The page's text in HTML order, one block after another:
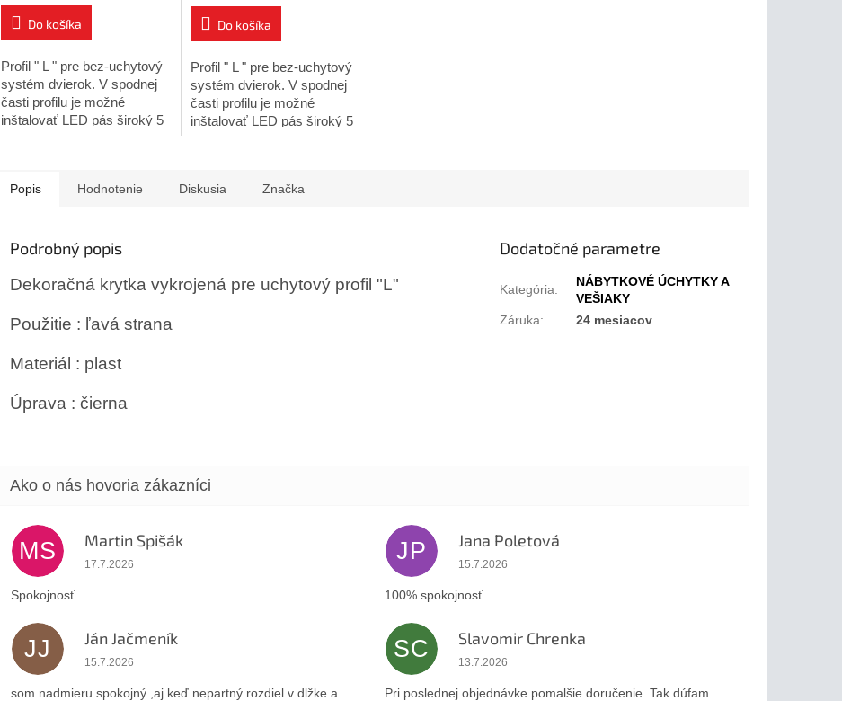
Do košíka
Profil " L " pre bez-uchytový
systém dvierok. V spodnej
časti profilu je možné
inštalovať LED pás široký 5
Do košíka
Profil " L " pre bez-uchytový
systém dvierok. V spodnej
časti profilu je možné
inštalovať LED pás široký 5
Popis Hodnotenie Diskusia Značka
Podrobný popis
Dekoračná krytka vykrojená pre uchytový profil "L"
Použitie : ľavá strana
Materiál : plast
Úprava : čierna
Dodatočné parametre
Kategória:
NÁBYTKOVÉ ÚCHYTKY A
VEŠIAKY
Záruka: 24 mesiacov
MS Martin Spišák
Hodnotenie obchodu je 5 z 5 hviezdičiek.
17.7.2026
Spokojnosť
JP Jana Poletová
Hodnotenie obchodu je 5 z 5 hviezdičiek.
15.7.2026
100% spokojnosť
JJ Ján Jačmeník
Hodnotenie obchodu je 5 z 5 hviezdičiek.
15.7.2026
som nadmieru spokojný ,aj keď nepartný rozdiel v dlžke a
SC Slavomir Chrenka
Hodnotenie obchodu je 5 z 5 hviezdičiek.
13.7.2026
Pri poslednej objednávke pomalšie doručenie. Tak dúfam